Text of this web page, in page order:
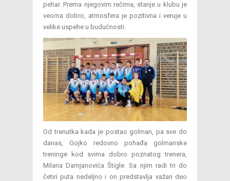
pehar. Prema njegovim rečima, stanje u klubu je
veoma dobro, atmosfera je pozitivna i veruje u
velike uspehe u budućnosti.
Od trenutka kada je postao golman, pa sve do
danas, Gojko redovno pohađa golmanske
treninge kod svima dobro poznatog trenera,
Milana Damjanovića Štigle. Sa njim radi tri do
četiri puta nedeljno i on predstavlja važan deo